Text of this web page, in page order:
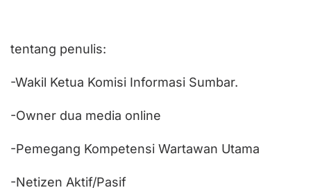
tentang penulis:
-Wakil Ketua Komisi Informasi Sumbar.
-Owner dua media online
-Pemegang Kompetensi Wartawan Utama
-Netizen Aktif/Pasif